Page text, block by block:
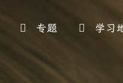
专题 学习